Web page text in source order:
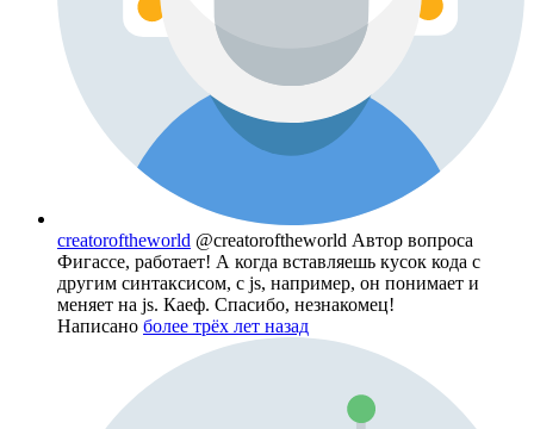
creatoroftheworld @creatoroftheworld Автор вопроса
Фигассе, работает! А когда вставляешь кусок кода с
другим синтаксисом, с js, например, он понимает и
меняет на js. Каеф. Спасибо, незнакомец!
Написано более трёх лет назад